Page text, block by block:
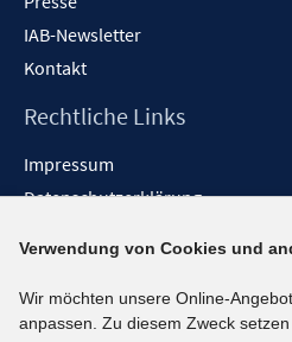
IAB-Newsletter
Kontakt
Rechtliche Links
Impressum
Datenschutzerklärung
Barrieren melden
Social-Media-Kanäle
Verwendung von Cookies und
Wir möchten unsere Online-
anpassen. Zu diesem Zweck